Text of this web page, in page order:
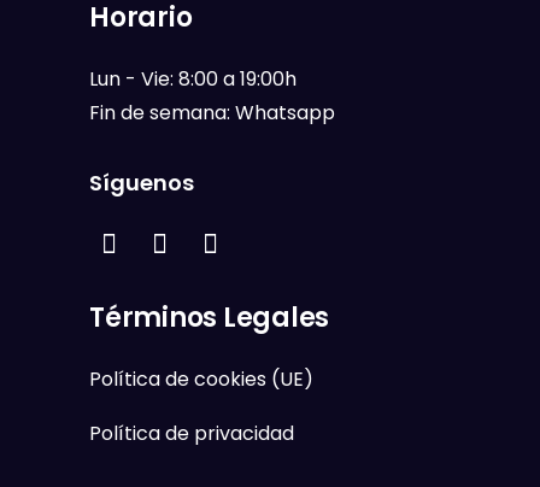
Horario
Lun - Vie: 8:00 a 19:00h
Fin de semana: Whatsapp
Síguenos
Términos Legales
Política de cookies (UE)
Política de privacidad